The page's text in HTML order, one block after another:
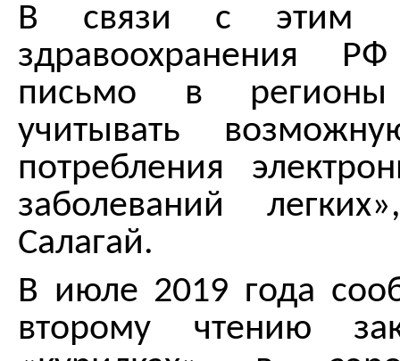
В связи с этим
здравоохранения
письмо в
учитывать
потребления
заболеваний
Салагай.
В июле 2019 года
второму чтению